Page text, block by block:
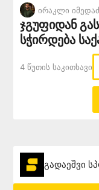
ირაკლი
ჯგუფიდან
სჭირდება
4 Წუთის Საკითხავი
გადაეშვი